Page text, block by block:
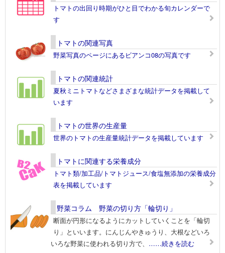
トマトの出回り時期がひと目でわかる旬カレンダーで
す
トマトの関連写真
野菜写真のページにあるビアンコ08の写真です
トマトの関連統計
夏秋ミニトマトなどさまざまな統計データを掲載して
います
トマトの世界の生産量
世界のトマトの生産量統計データを掲載しています
トマトに関連する栄養成分
トマト類/加工品/トマトジュース/食塩無添加の栄養成分
表を掲載しています
野菜コラム 野菜の切り方「輪切り」
断面が円形になるようにカットしていくことを「輪切
り」といいます。にんじんやきゅうり、大根などいろ
いろな野菜に使われる切り方で、 ……続きを読む